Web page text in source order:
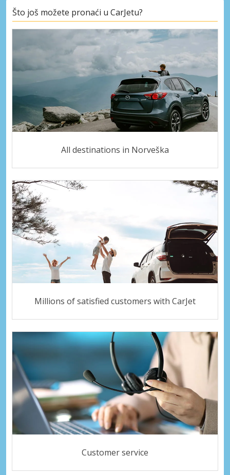
Što još možete pronaći u CarJetu?
All destinations in Norveška
Millions of satisfied customers with CarJet
Customer service